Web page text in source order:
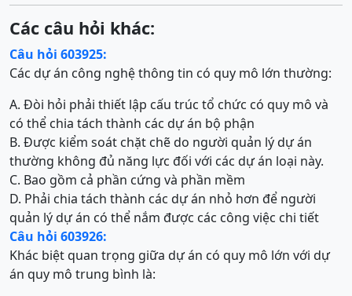
Các câu hỏi khác:
Câu hỏi 603925:
Các dự án công nghệ thông tin có quy mô lớn thường:
A. Đòi hỏi phải thiết lập cấu trúc tổ chức có quy mô và
có thể chia tách thành các dự án bộ phận
B. Được kiểm soát chặt chẽ do người quản lý dự án
thường không đủ năng lực đối với các dự án loại này.
C. Bao gồm cả phần cứng và phần mềm
D. Phải chia tách thành các dự án nhỏ hơn để người
quản lý dự án có thể nắm được các công việc chi tiết
Câu hỏi 603926:
Khác biệt quan trọng giữa dự án có quy mô lớn với dự
án quy mô trung bình là: